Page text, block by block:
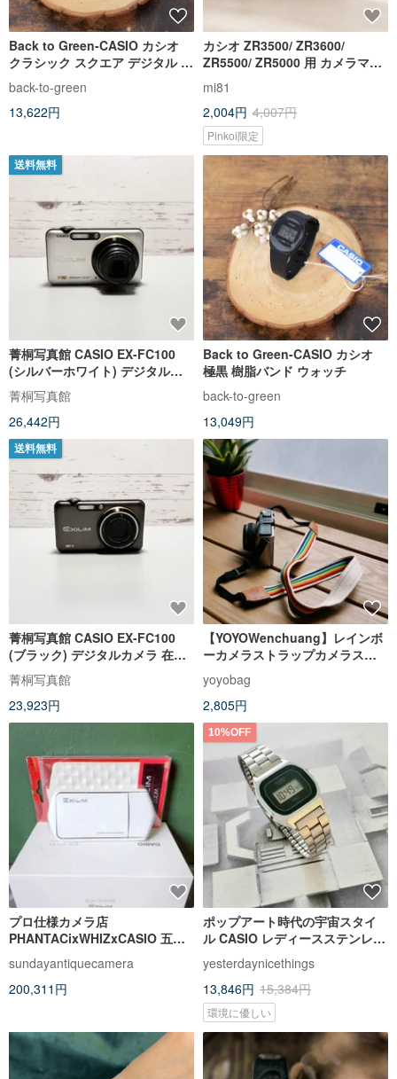
Back to Green-CASIO カシオ
クラシック スクエア デジタル 腕
時計
back-to-green
13,622円
カシオ ZR3500/ ZR3600/
ZR5500/ ZR5000 用 カメラマウ
mi81
2,004円 4,007円
Pinkoi限定
送料無料
菁桐写真館 CASIO EX-FC100
(シルバーホワイト) デジタルカ
メラ 在庫あり
菁桐写真館
26,442円
Back to Green-CASIO カシオ
極黒 樹脂バンド ウォッチ
back-to-green
13,049円
送料無料
菁桐写真館 CASIO EX-FC100
(ブラック) デジタルカメラ 在庫
あり
菁桐写真館
23,923円
【YOYOWenchuang】レインボ
ーカメラストラップカメラスト
ラップCANONNIKON CASIO
GOPORO
yoyobag
2,805円
プロ仕様カメラ店
PHANTACixWHIZxCASIO 五芒
星コラボ限定版 EX-TR15 デジタ
ルカ
sundayantiquecamera
200,311円
10%OFF
ポップアート時代の宇宙スタイ
ル CASIO レディースステンレス
製ヴィンテージデジタルウォッ
チ
yesterdaynicethings
13,846円 15,384円
環境に優しい